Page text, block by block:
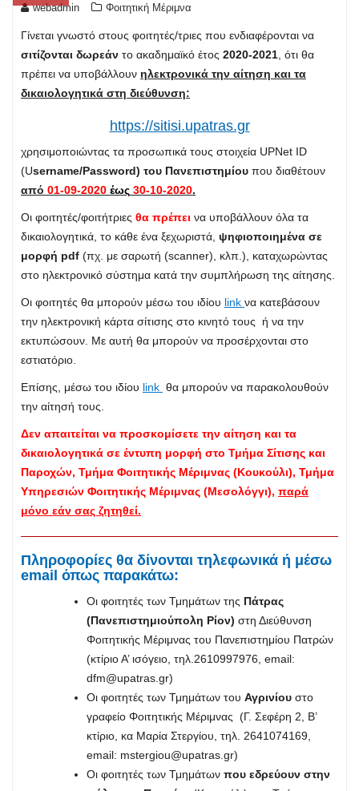
webadmin Φοιτητική Μέριμνα
Γίνεται γνωστό στους φοιτητές/τριες που ενδιαφέρονται να
σιτίζονται δωρεάν το ακαδημαϊκό έτος 2020-2021 , ότι θα
πρέπει να υποβάλλουν ηλεκτρονικά την αίτηση και τα
δικαιολογητικά στη διεύθυνση:
https://sitisi.upatras.gr
χρησιμοποιώντας τα προσωπικά τους στοιχεία UPNet ID
(Username/Password) του Πανεπιστημίου που διαθέτουν
από 01-09-2020 έως 30-10-2020.
Οι φοιτητές/φοιτήτριες θα πρέπει να υποβάλλουν όλα τα
δικαιολογητικά, το κάθε ένα ξεχωριστά, ψηφιοποιημένα σε
μορφή pdf (πχ. με σαρωτή (scanner), κλπ.), καταχωρώντας
στο ηλεκτρονικό σύστημα κατά την συμπλήρωση της αίτησης.
Οι φοιτητές θα μπορούν μέσω του ιδίου link να κατεβάσουν
την ηλεκτρονική κάρτα σίτισης στο κινητό τους ή να την
εκτυπώσουν. Με αυτή θα μπορούν να προσέρχονται στο
εστιατόριο.
Επίσης, μέσω του ιδίου link θα μπορούν να παρακολουθούν
την αίτησή τους.
Δεν απαιτείται να προσκομίσετε την αίτηση και τα
δικαιολογητικά σε έντυπη μορφή στο Τμήμα Σίτισης και
Παροχών, Τμήμα Φοιτητικής Μέριμνας (Κουκούλι), Τμήμα
Υπηρεσιών Φοιτητικής Μέριμνας (Μεσολόγγι), παρά
μόνο εάν σας ζητηθεί.
Πληροφορίες θα δίνονται τηλεφωνικά ή μέσω
email όπως παρακάτω:
Οι φοιτητές των Τμημάτων της Πάτρας
(Πανεπιστημιούπολη Ρίον) στη Διεύθυνση
Φοιτητικής Μέριμνας του Πανεπιστημίου Πατρών
(κτίριο Α’ ισόγειο, τηλ.2610997976, email:
dfm@upatras.gr)
Οι φοιτητές των Τμημάτων του Αγρινίου στο
γραφείο Φοιτητικής Μέριμνας (Γ. Σεφέρη 2, Β’
κτίριο, κα Μαρία Στεργίου, τηλ. 2641074169,
email: mstergiou@upatras.gr)
Οι φοιτητές των Τμημάτων που εδρεύουν στην